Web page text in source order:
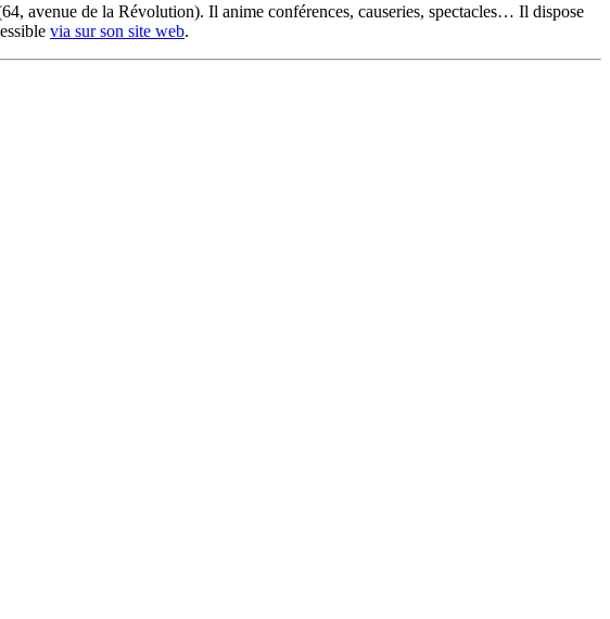
avenue de la Révolution). Il anime conférences, causeries, spectacles… Il dispose
via sur son site web.